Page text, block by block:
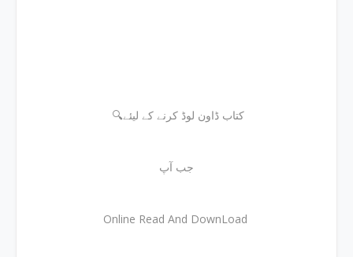
🔍کتاب ڈاون لوڈ کرنے کے لیئے
جب آپ
Online Read And DownLoad